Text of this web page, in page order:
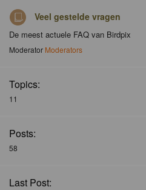
Veel gestelde vragen
De meest actuele FAQ van Birdpix
Moderator Moderators
Topics:
11
Posts:
58
Last Post: